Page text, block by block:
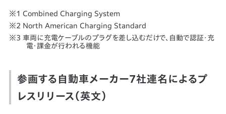
Combined Charging System
North American Charging Standard
車両に充電ケーブルのプラグを差し込むだけで、自動で認証・充
電・課金が行われる機能
参画する自動車メーカー7社連名によるプ
レスリリース（英文）